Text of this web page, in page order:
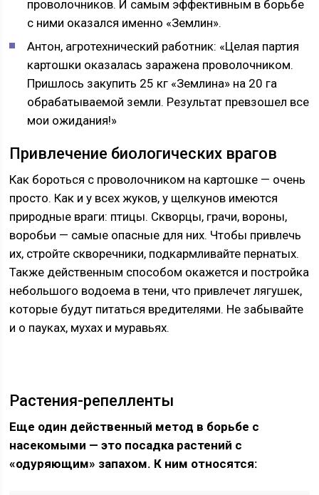
проволочников. И самым эффективным в борьбе
с ними оказался именно «Землин».
Антон, агротехнический работник: «Целая партия
картошки оказалась заражена проволочником.
Пришлось закупить 25 кг «Землина» на 20 га
обрабатываемой земли. Результат превзошел все
мои ожидания!»
Привлечение биологических врагов
Как бороться с проволочником на картошке — очень
просто. Как и у всех жуков, у щелкунов имеются
природные враги: птицы. Скворцы, грачи, вороны,
воробьи — самые опасные для них. Чтобы привлечь
их, стройте скворечники, подкармливайте пернатых.
Также действенным способом окажется и постройка
небольшого водоема в тени, что привлечет лягушек,
которые будут питаться вредителями. Не забывайте
и о пауках, мухах и муравьях.
Растения-репелленты
Еще один действенный метод в борьбе с
насекомыми — это посадка растений с
«одуряющим» запахом. К ним относятся: